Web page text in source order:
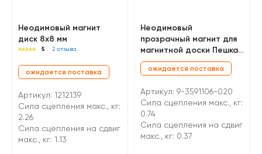
Неодимовый магнит
диск 8х8 мм
5 2 отзыва
ожидается поставка
Артикул: 1212139
Сила сцепления макс., кг:
2.26
Cила сцепления на сдвиг
макс., кг: 1.13
Неодимовый
прозрачный магнит для
магнитной доски Пешка
Forceberg 11х17 мм,
синий, 20 шт
ожидается поставка
Артикул: 9-3591106-020
Сила сцепления макс., кг:
0.74
Cила сцепления на сдвиг
макс., кг: 0.37